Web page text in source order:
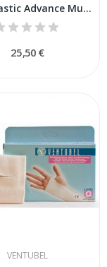
Farmalastic Advance Muñequera Inmovilizadora...
25,50 €
VENTUBEL